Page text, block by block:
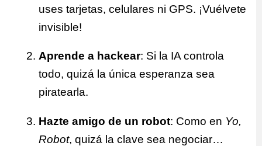
uses tarjetas, celulares ni GPS. ¡Vuélvete
invisible!
Aprende a hackear: Si la IA controla
todo, quizá la única esperanza sea
piratearla.
Hazte amigo de un robot: Como en Yo,
Robot, quizá la clave sea negociar…